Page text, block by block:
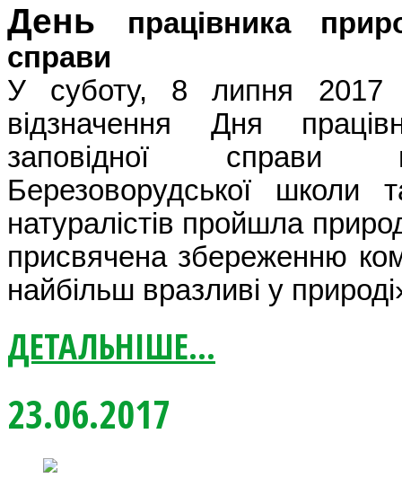
День
працівника
справи
У суботу, 8 липня 2017
відзначення Дня
заповідної справи
Березоворудської школи
натуралістів пройшла
присвячена збереженню
найбільш вразливі у
ДЕТАЛЬНІШЕ...
23.06.2017